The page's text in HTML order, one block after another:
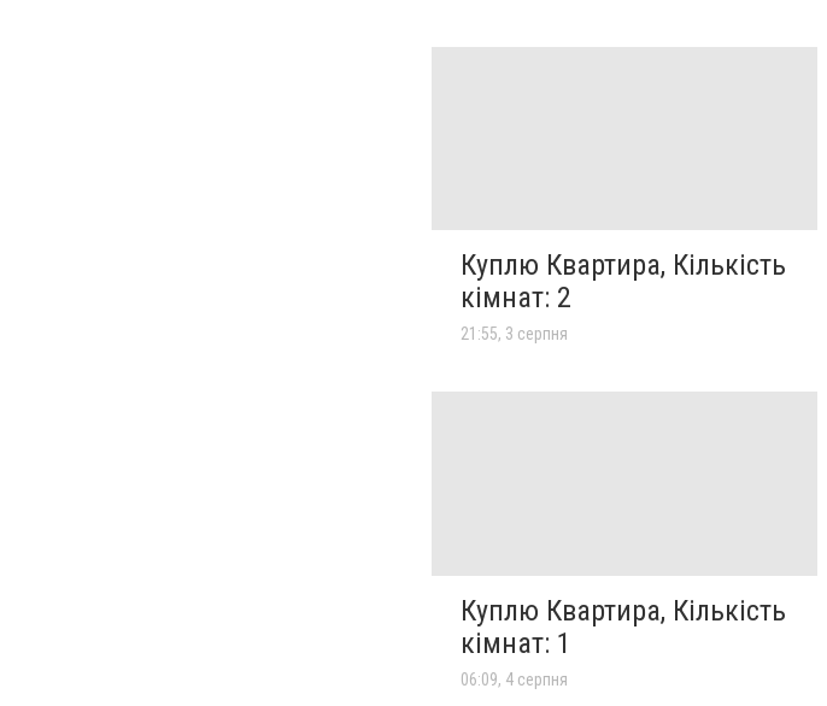
Куплю Квартира, Кількість
кімнат: 2
21:55, 3 серпня
Куплю Квартира, Кількість
кімнат: 1
06:09, 4 серпня